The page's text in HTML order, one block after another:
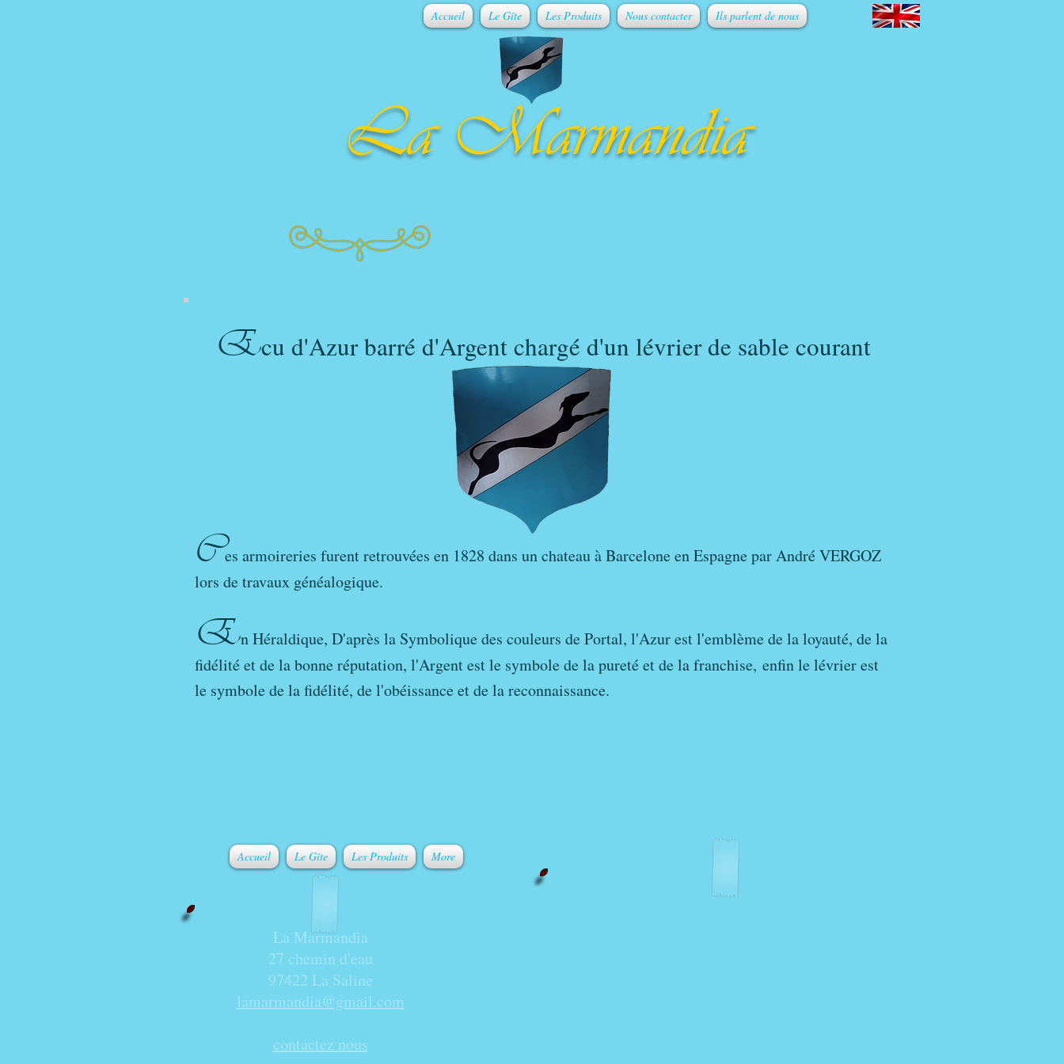
Accueil Le Gîte Les Produits Nous contacter Ils parlent de nous
La Marmandia
Ecu d'Azur barré d'Argent chargé d'un lévrier de sable courant
Ces armoireries furent retrouvées en 1828 dans un chateau à Barcelone en Espagne par André VERGOZ
lors de travaux généalogique.
En Héraldique, D'après la Symbolique des couleurs de Portal, l'Azur est l'emblème de la loyauté, de la
fidélité et de la bonne réputation, l'Argent est le symbole de la pureté et de la franchise, enfin le lévrier est
le symbole de la fidélité, de l'obéissance et de la reconnaissance.
Accueil Le Gîte Les Produits More
La Marmandia
27 chemin d'eau
97422 La Saline
lamarmandia@gmail.com
contactez nous